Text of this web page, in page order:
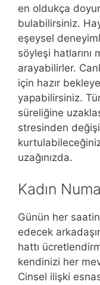
en oldukça
bulabilirsiniz.
eşeysel
söyleşi
arayabilirler.
için hazır
yapabilirsiniz.
süreliğine
stresinden
uzağınızda.
Kadın
Günün her
edecek
hattı
kendinizi her
Cinsel ilişki